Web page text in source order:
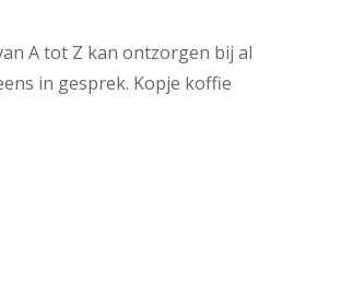
A tot Z kan ontzorgen bij al
in gesprek. Kopje koffie